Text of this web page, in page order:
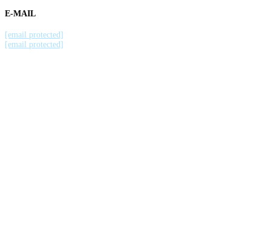
E-MAIL
[email protected]
[email protected]